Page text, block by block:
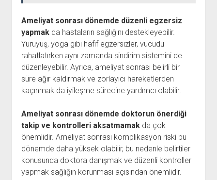
Ameliyat sonrası dönemde düzenli egzersiz
yapmakda hastaların sağlığını destekleyebilir.
Yürüyüş, yoga gibi hafif egzersizler, vücudu
rahatlatırken aynı zamanda sindirim sistemini de
düzenleyebilir. Ayrıca, ameliyat sonrası belirli bir
süre ağır kaldırmak ve zorlayıcı hareketlerden
kaçınmak da iyileşme sürecine yardımcı olabilir.
Ameliyat sonrası dönemde doktorun önerdiği
takip ve kontrolleri aksatmamakda çok
önemlidir. Ameliyat sonrası komplikasyon riski bu
dönemde daha yüksek olabilir, bu nedenle belirtiler
konusunda doktora danışmak ve düzenli kontroller
yapmak sağlığın korunması açısından önemlidir.